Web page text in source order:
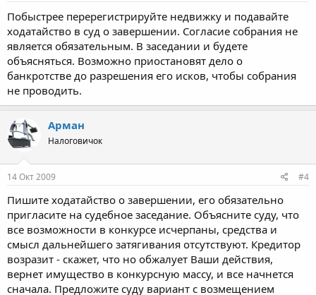
Побыстрее перерегистрируйте недвижку и подавайте
ходатайство в суд о завершении. Согласие собрания не
является обязательным. В заседании и будете
объясняться. Возможно приостановят дело о
банкротстве до разрешения его исков, чтобы собрания
не проводить.
Арман
Налоговичок
14 Окт 2009 #4
Пишите ходатайство о завершении, его обязательно
пригласите на судебное заседание. Объясните суду, что
все возможности в конкурсе исчерпаны, средства и
смысл дальнейшего затягивания отсутствуют. Кредитор
возразит - скажет, что но обжалует Ваши действия,
вернет имущество в конкурсную массу, и все начнется
сначала. Предложите суду вариант с возмещением